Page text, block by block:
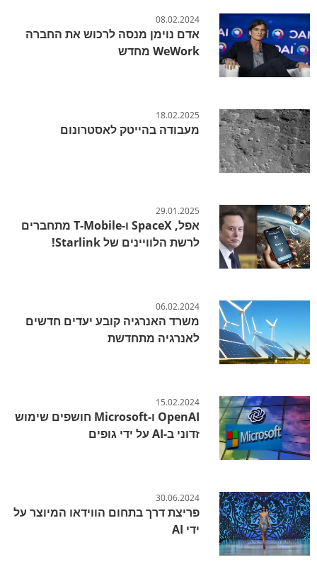
08.02.2024
אדם נוימן מנסה לרכוש את החברה
WeWork מחדש
18.02.2025
מעבודה בהייטק לאסטרונום
29.01.2025
אפל, SpaceX ו-T-Mobile מתחברים
לרשת הלוויינים של Starlink!
06.02.2024
משרד האנרגיה קובע יעדים חדשים
לאנרגיה מתחדשת
15.02.2024
OpenAI ו-Microsoft חושפים שימוש
זדוני ב-AI על ידי גופים
30.06.2024
פריצת דרך בתחום הווידאו המיוצר על
ידי AI